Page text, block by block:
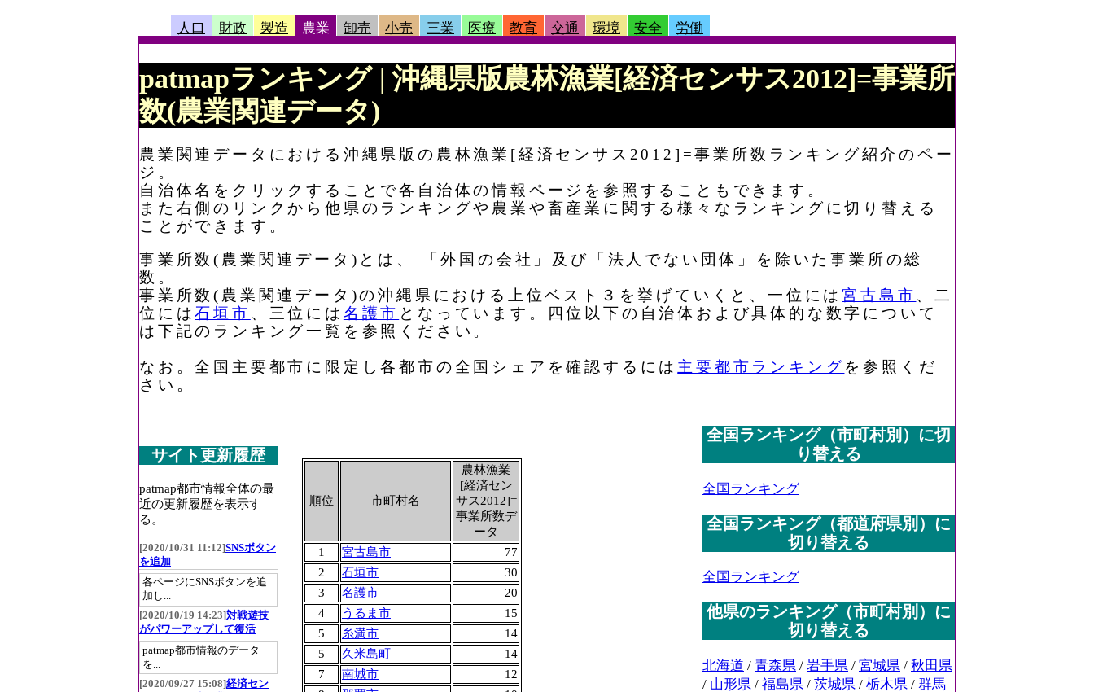
人口 財政 製造 農業 卸売 小売 三業 医療 教育 交通 環境 安全 労働
patmapランキング | 沖縄県版農林漁業[経済センサス2012]=事業所
数(農業関連データ)
農業関連データにおける沖縄県版の農林漁業[経済センサス2012]=事業所数ランキング紹介のペー
ジ。
自治体名をクリックすることで各自治体の情報ページを参照することもできます。
また右側のリンクから他県のランキングや農業や畜産業に関する様々なランキングに切り替える
ことができます。
事業所数(農業関連データ)とは、 「外国の会社」及び「法人でない団体」を除いた事業所の総
数。
事業所数(農業関連データ)の沖縄県における上位ベスト３を挙げていくと、一位には宮古島市 、二
位には石垣市 、三位には 名護市 となっています。四位以下の自治体および具体的な数字について
は下記のランキング一覧を参照ください。
なお。全国主要都市に限定し各都市の全国シェアを確認するには 主要都市ランキングを参照くだ
さい。
順位 市町村名
農林漁業
[経済セン
サス2012]=
事業所数デ
ータ
1
宮古島市
77
2
石垣市
30
3
名護市
20
4
うるま市
15
5
糸満市
14
5
久米島町
14
7
南城市
12
サイト更新履歴
patmap都市情報全体の最
近の更新履歴を表示す
る。
[2020/10/31 11:12]SNSボタン
を追加
各ページにSNSボタンを追
加し...
[2020/10/19 14:23]対戦遊技
がパワーアップして復活
patmap都市情報のデータ
を...
[2020/09/27 15:08]経済セン
全国ランキング（市町村別）に切
り替える
全国ランキング
全国ランキング（都道府県別）に
切り替える
全国ランキング
他県のランキング（市町村別）に
切り替える
北海道 / 青森県 / 岩手県 / 宮城県 / 秋田県
/ 山形県 / 福島県 / 茨城県 / 栃木県 / 群馬